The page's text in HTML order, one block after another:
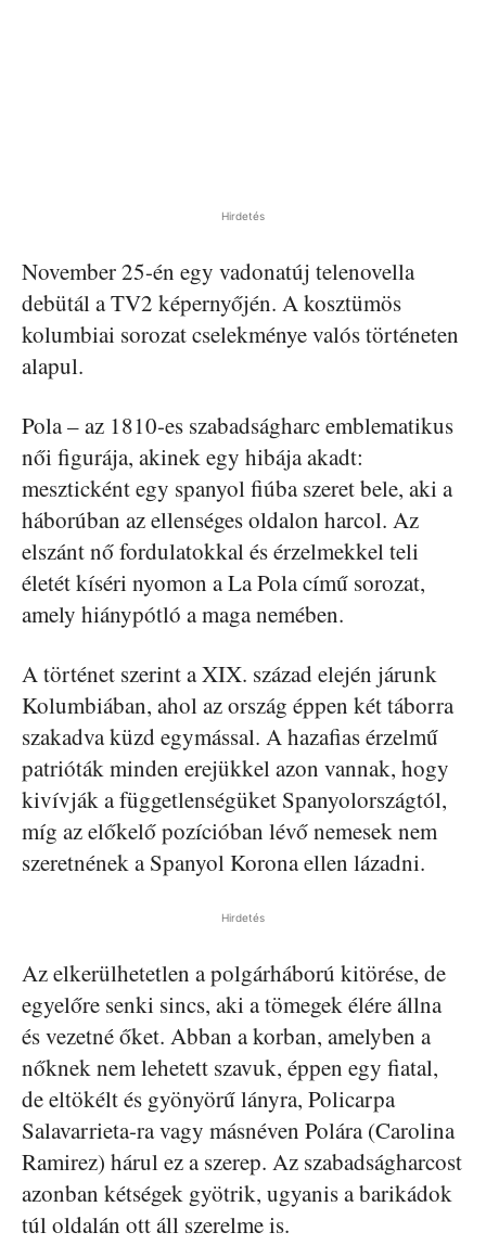
Hirdetés
November 25-én egy vadonatúj telenovella
debütál a TV2 képernyőjén. A kosztümös
kolumbiai sorozat cselekménye valós történeten
alapul.
Pola – az 1810-es szabadságharc emblematikus
női figurája, akinek egy hibája akadt:
meszticként egy spanyol fiúba szeret bele, aki a
háborúban az ellenséges oldalon harcol. Az
elszánt nő fordulatokkal és érzelmekkel teli
életét kíséri nyomon a La Pola című sorozat,
amely hiánypótló a maga nemében.
A történet szerint a XIX. század elején járunk
Kolumbiában, ahol az ország éppen két táborra
szakadva küzd egymással. A hazafias érzelmű
patrióták minden erejükkel azon vannak, hogy
kivívják a függetlenségüket Spanyolországtól,
míg az előkelő pozícióban lévő nemesek nem
szeretnének a Spanyol Korona ellen lázadni.
Hirdetés
Az elkerülhetetlen a polgárháború kitörése, de
egyelőre senki sincs, aki a tömegek élére állna
és vezetné őket. Abban a korban, amelyben a
nőknek nem lehetett szavuk, éppen egy fiatal,
de eltökélt és gyönyörű lányra, Policarpa
Salavarrieta-ra vagy másnéven Polára (Carolina
Ramirez) hárul ez a szerep. Az szabadságharcost
azonban kétségek gyötrik, ugyanis a barikádok
túl oldalán ott áll szerelme is.